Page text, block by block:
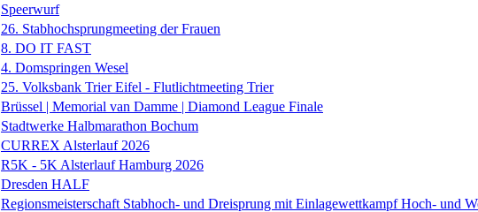
Speerwurf
26. Stabhochsprungmeeting der Frauen
8. DO IT FAST
4. Domspringen Wesel
25. Volksbank Trier Eifel - Flutlichtmeeting Trier
Brüssel | Memorial van Damme | Diamond League Finale
Stadtwerke Halbmarathon Bochum
CURREX Alsterlauf 2026
R5K - 5K Alsterlauf Hamburg 2026
Dresden HALF
Regionsmeisterschaft Stabhoch- und Dreisprung mit Einlagewettkampf Hoch- und